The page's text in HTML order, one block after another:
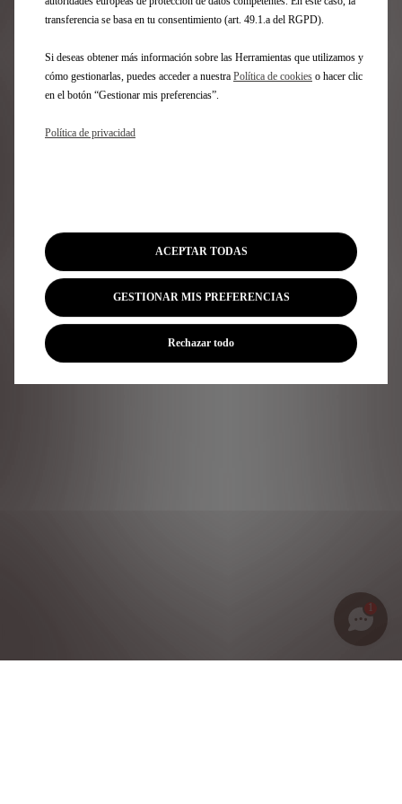
support@shop-dsautomobiles.es
transferencia se basa en tu consentimiento (art. 49.1.a del RGPD).
Si deseas obtener más información sobre las Herramientas que utilizamos y
cómo gestionarlas, puedes acceder a nuestra Política de cookies o hacer clic
en el botón “Gestionar mis preferencias”.
Política de privacidad
GESTIONAR MIS PREFERENCIAS
ACEPTAR TODAS
Rechazar todo